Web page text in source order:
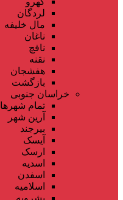
لردگان
مال خلیفه
ناغان
نافچ
نقنه
هفشجان
بازگشت
خراسان جنوبی
تمام شهر‌ها
آرین شهر
بیرجند
آیسک
ارسک
اسدیه
اسفدن
اسلامیه
بشرویه